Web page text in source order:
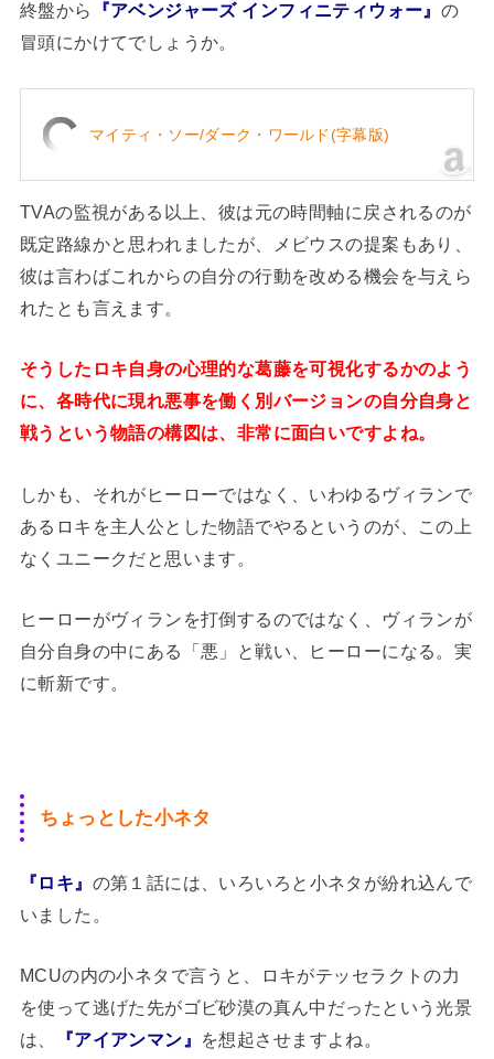
終盤から
『アベンジャーズ インフィニティウォー』 の
冒頭にかけてでしょうか。
マイティ・ソー/ダーク・ワールド(字幕版)
TVAの監視がある以上、彼は元の時間軸に戻されるのが
既定路線かと思われましたが、メビウスの提案もあり、
彼は言わばこれからの自分の行動を改める機会を与えら
れたとも言えます。
そうしたロキ自身の心理的な葛藤を可視化するかのよう
に、各時代に現れ悪事を働く別バージョンの自分自身と
戦うという物語の構図は、非常に面白いですよね。
しかも、それがヒーローではなく、いわゆるヴィランで
あるロキを主人公とした物語でやるというのが、この上
なくユニークだと思います。
ヒーローがヴィランを打倒するのではなく、ヴィランが
自分自身の中にある「悪」と戦い、ヒーローになる。実
に斬新です。
ちょっとした小ネタ
『ロキ』 の第１話には、いろいろと小ネタが紛れ込んで
いました。
MCUの内の小ネタで言うと、ロキがテッセラクトの力
を使って逃げた先がゴビ砂漠の真ん中だったという光景
は、
『アイアンマン』 を想起させますよね。